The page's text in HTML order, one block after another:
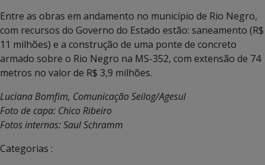
Entre as obras em andamento no município de Rio Negro,
com recursos do Governo do Estado estão: saneamento (R$
11 milhões) e a construção de uma ponte de concreto
armado sobre o Rio Negro na MS-352, com extensão de 74
metros no valor de R$ 3,9 milhões.
Luciana Bomfim, Comunicação Seilog/Agesul
Foto de capa: Chico Ribeiro
Fotos internas: Saul Schramm
Categorias :